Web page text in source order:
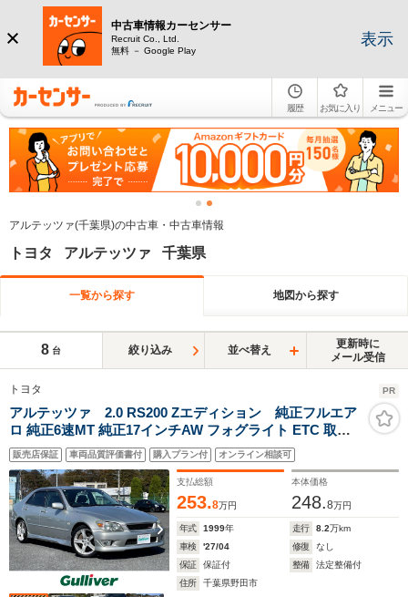
中古車情報カーセンサー
Recruit Co., Ltd.
無料 － Google Play
表示
履歴 お気に入り メニュー
アルテッツァ(千葉県)の中古車・中古車情報
トヨタ アルテッツァ 千葉県
一覧から探す 地図から探す
8 台 絞り込み 並べ替え
更新時に
メール受信
トヨタ PR
アルテッツァ 2.0 RS200 Zエディション 純正フルエア
ロ 純正6速MT 純正17インチAW フォグライト ETC 取扱
説明書 スペアキー
販売店保証 車両品質評価書付 購入プラン付 オンライン相談可
支払総額
253.8万円
本体価格
248.8万円
年式 1999年 走行 8.2万km
車検
'27/04 修復
なし
保証
保証付 整備
法定整備付
住所
千葉県野田市